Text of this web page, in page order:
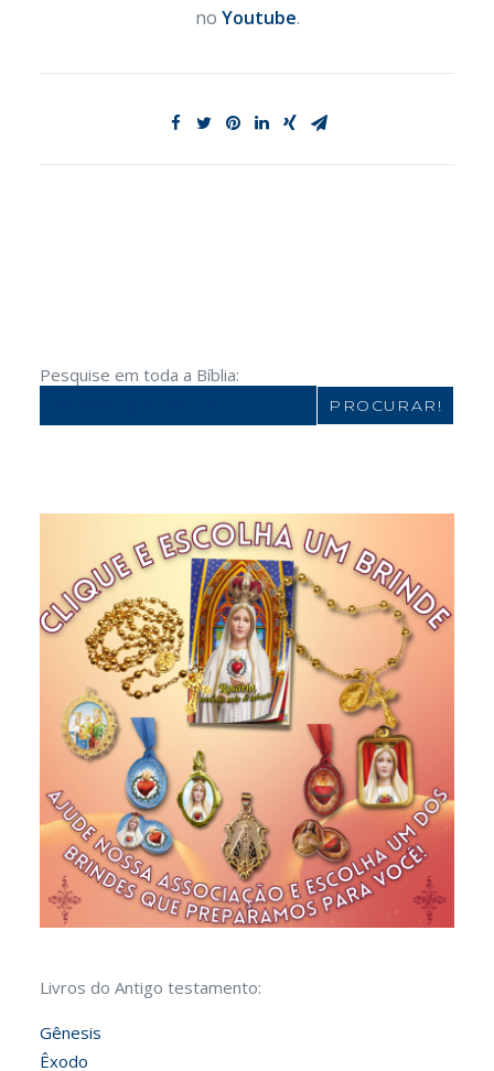
no Youtube.
Pesquise em toda a Bíblia:
Livros do Antigo testamento:
Gênesis
Êxodo